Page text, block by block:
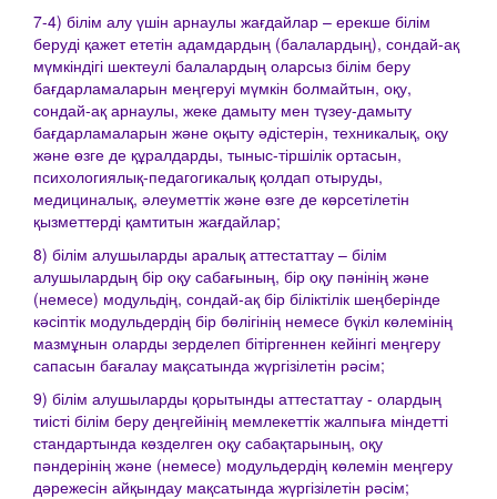
7-4) білім алу үшін арнаулы жағдайлар – ерекше білім
беруді қажет ететін адамдардың (балалардың), сондай-ақ
мүмкіндігі шектеулі балалардың оларсыз білім беру
бағдарламаларын меңгеруі мүмкін болмайтын, оқу,
сондай-ақ арнаулы, жеке дамыту мен түзеу-дамыту
бағдарламаларын және оқыту әдістерін, техникалық, оқу
және өзге де құралдарды, тыныс-тіршілік ортасын,
психологиялық-педагогикалық қолдап отыруды,
медициналық, әлеуметтік және өзге де көрсетілетін
қызметтерді қамтитын жағдайлар;
8) білім алушыларды аралық аттестаттау – білім
алушылардың бір оқу сабағының, бір оқу пәнінің және
(немесе) модульдің, сондай-ақ бір біліктілік шеңберінде
кәсіптік модульдердің бір бөлігінің немесе бүкіл көлемінің
мазмұнын оларды зерделеп бітіргеннен кейінгі меңгеру
сапасын бағалау мақсатында жүргізілетін рәсім;
9) білім алушыларды қорытынды аттестаттау - олардың
тиісті білім беру деңгейінің мемлекеттік жалпыға міндетті
стандартында көзделген оқу сабақтарының, оқу
пәндерінің және (немесе) модульдердің көлемін меңгеру
дәрежесін айқындау мақсатында жүргізілетін рәсім;